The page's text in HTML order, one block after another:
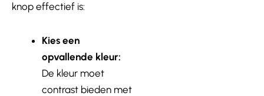
knop effectief is:
Kies een
opvallende kleur:
De kleur moet
contrast bieden met